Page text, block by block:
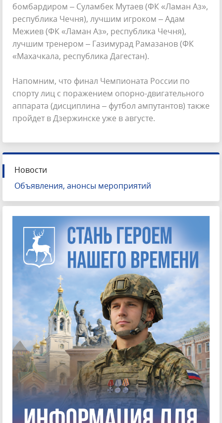
бомбардиром – Суламбек Мутаев (ФК «Ламан Аз»,
республика Чечня), лучшим игроком – Адам
Межиев (ФК «Ламан Аз», республика Чечня),
лучшим тренером – Газимурад Рамазанов (ФК
«Махачкала, республика Дагестан).
Напомним, что финал Чемпионата России по
спорту лиц с поражением опорно-двигательного
аппарата (дисциплина – футбол ампутантов) также
пройдет в Дзержинске уже в августе.
Новости
Объявления, анонсы мероприятий